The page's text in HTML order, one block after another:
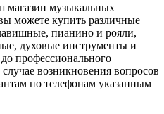
магазин музыкальных
можете купить различные
пианино и рояли,
духовые инструменты и
профессионального
возникновения вопросов
по телефонам указанным